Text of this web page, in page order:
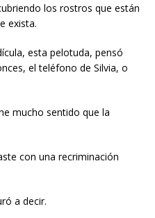
los rostros que están
exista.
esta pelotuda, pensó
el teléfono de Silvia, o
mucho sentido que la
con una recriminación
a decir.